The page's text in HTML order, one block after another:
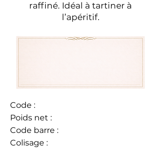
raffiné. Idéal à tartiner à
l’apéritif.
Code :
Poids net :
Code barre :
Colisage :